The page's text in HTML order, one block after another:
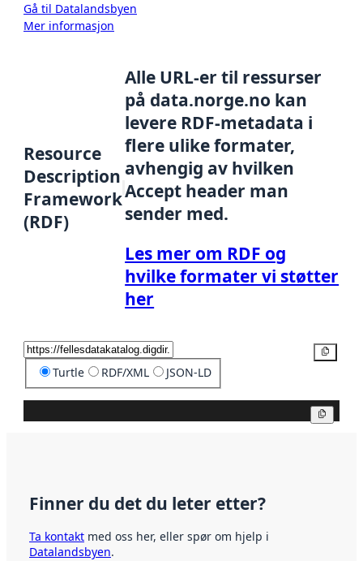
Gå til Datalandsbyen
Mer informasjon
Resource
Description
Framework
(RDF)
Alle URL-er til ressurser
på data.norge.no kan
levere RDF-metadata i
flere ulike formater,
avhengig av hvilken
Accept header man
sender med.
Les mer om RDF og
hvilke formater vi støtter
her
Turtle RDF/XML JSON-LD
Finner du det du leter etter?
Ta kontakt med oss her, eller spør om hjelp i
Datalandsbyen.